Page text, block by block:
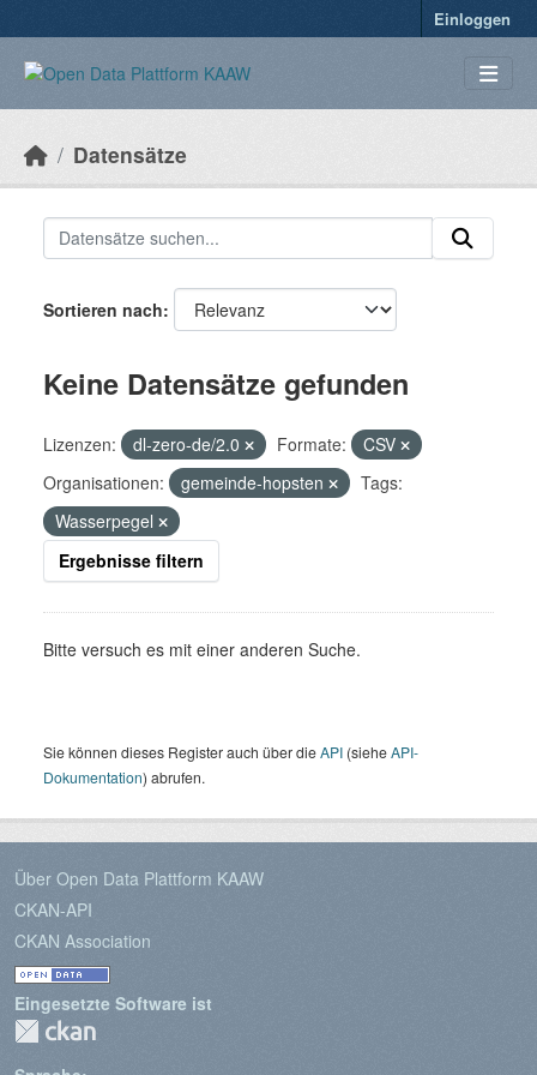
Einloggen
Datensätze
Sortieren nach
Keine Datensätze gefunden
Lizenzen: dl-zero-de/2.0 Formate:
CSV
Organisationen:
gemeinde-hopsten
Tags:
Wasserpegel
Ergebnisse filtern
Bitte versuch es mit einer anderen Suche.
Sie können dieses Register auch über dieAPI (sieheAPI-
Dokumentation) abrufen.
Über Open Data Plattform KAAW
CKAN-API
CKAN Association
Eingesetzte Software ist